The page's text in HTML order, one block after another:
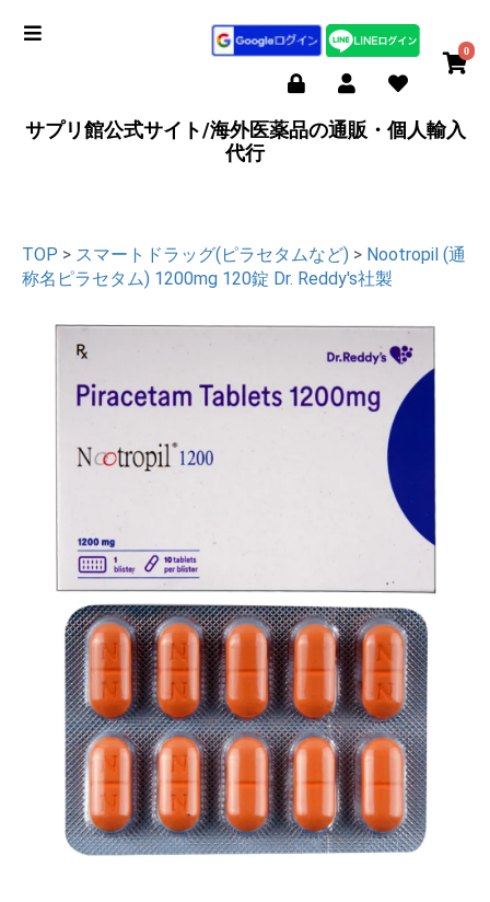
0
サプリ館公式サイト/海外医薬品の通販・個人輸入
代行
TOP > スマートドラッグ(ピラセタムなど) > Nootropil (通
称名ピラセタム) 1200mg 120錠 Dr. Reddy's社製